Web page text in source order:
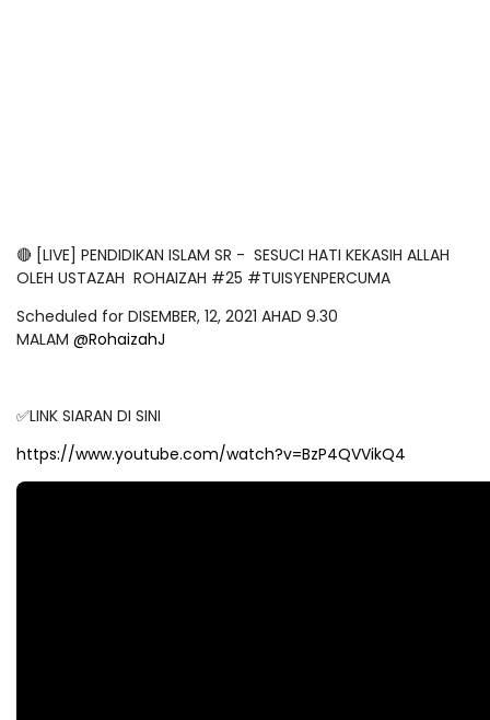
🔴 [LIVE] PENDIDIKAN ISLAM SR - SESUCI HATI KEKASIH ALLAH
OLEH USTAZAH ROHAIZAH #25 #TUISYENPERCUMA
Scheduled for DISEMBER, 12, 2021 AHAD 9.30
MALAM @RohaizahJ
✅LINK SIARAN DI SINI
https://www.youtube.com/watch?v=BzP4QVVikQ4